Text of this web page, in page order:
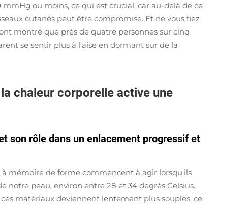
ou moins, ce qui est crucial, car au-delà de ce
cutanés peut être compromise. Et ne vous fiez
montré que près de quatre personnes sur cinq
se sentir plus à l'aise en dormant sur de la
chaleur corporelle active une
son rôle dans un enlacement progressif et
mémoire de forme commencent à agir lorsqu'ils
notre peau, environ entre 28 et 34 degrés Celsius.
matériaux deviennent lentement plus souples, ce